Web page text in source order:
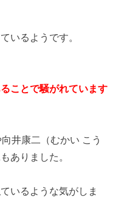
いるようです。
ことで騒がれています
井康二（むかい こう
ありました。
いるような気がしま